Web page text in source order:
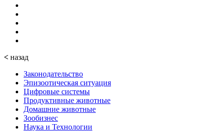
< назад
Законодательство
Эпизоотическая ситуация
Цифровые системы
Продуктивные животные
Домашние животные
Зообизнес
Наука и Технологии